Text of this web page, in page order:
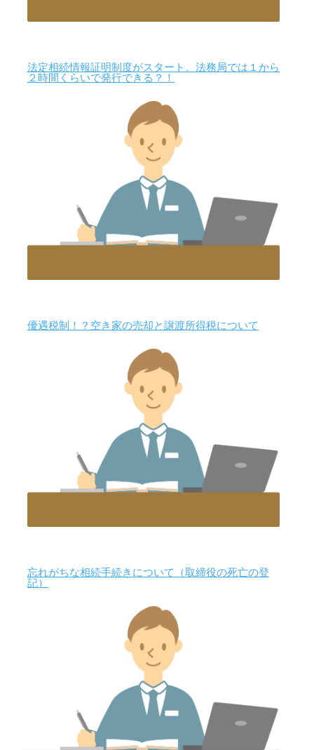
法定相続情報証明制度がスタート。法務局では１から
２時間くらいで発行できる？！
優遇税制！？空き家の売却と譲渡所得税について
忘れがちな相続手続きについて（取締役の死亡の登
記）